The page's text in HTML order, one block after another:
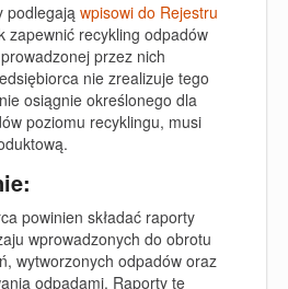
podlegają wpisowi do Rejestru
zapewnić recykling odpadów
przez nich
nie zrealizuje tego
osiągnie określonego dla
poziomu recyklingu, musi
powinien składać raporty
wprowadzonych do obrotu
wytworzonych odpadów oraz
odpadami. Raporty te